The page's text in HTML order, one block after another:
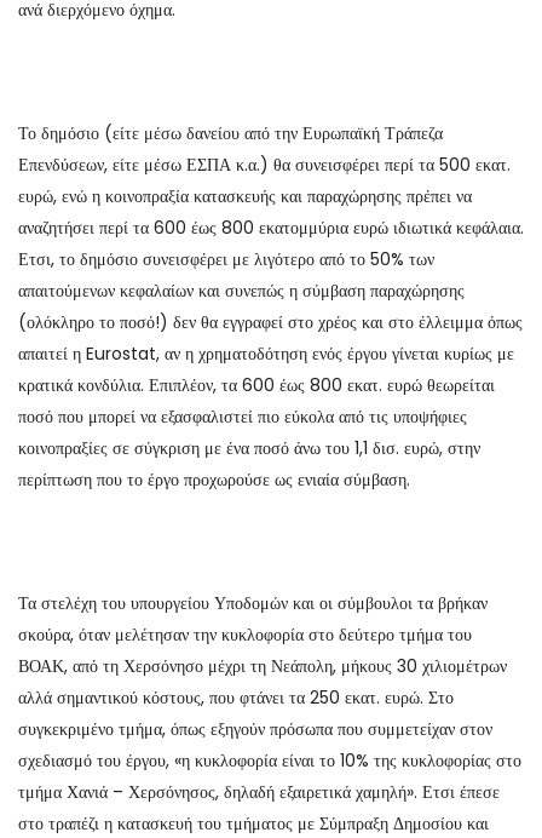
ανά διερχόμενο όχημα.
Το δημόσιο (είτε μέσω δανείου από την Ευρωπαϊκή Τράπεζα
Επενδύσεων, είτε μέσω ΕΣΠΑ κ.α.) θα συνεισφέρει περί τα 500 εκατ.
ευρώ, ενώ η κοινοπραξία κατασκευής και παραχώρησης πρέπει να
αναζητήσει περί τα 600 έως 800 εκατομμύρια ευρώ ιδιωτικά κεφάλαια.
Ετσι, το δημόσιο συνεισφέρει με λιγότερο από το 50% των
απαιτούμενων κεφαλαίων και συνεπώς η σύμβαση παραχώρησης
(ολόκληρο το ποσό!) δεν θα εγγραφεί στο χρέος και στο έλλειμμα όπως
απαιτεί η Eurostat, αν η χρηματοδότηση ενός έργου γίνεται κυρίως με
κρατικά κονδύλια. Επιπλέον, τα 600 έως 800 εκατ. ευρώ θεωρείται
ποσό που μπορεί να εξασφαλιστεί πιο εύκολα από τις υποψήφιες
κοινοπραξίες σε σύγκριση με ένα ποσό άνω του 1,1 δισ. ευρώ, στην
περίπτωση που το έργο προχωρούσε ως ενιαία σύμβαση.
Τα στελέχη του υπουργείου Υποδομών και οι σύμβουλοι τα βρήκαν
σκούρα, όταν μελέτησαν την κυκλοφορία στο δεύτερο τμήμα του
ΒΟΑΚ, από τη Χερσόνησο μέχρι τη Νεάπολη, μήκους 30 χιλιομέτρων
αλλά σημαντικού κόστους, που φτάνει τα 250 εκατ. ευρώ. Στο
συγκεκριμένο τμήμα, όπως εξηγούν πρόσωπα που συμμετείχαν στον
σχεδιασμό του έργου, «η κυκλοφορία είναι το 10% της κυκλοφορίας στο
τμήμα Χανιά – Χερσόνησος, δηλαδή εξαιρετικά χαμηλή». Ετσι έπεσε
στο τραπέζι η κατασκευή του τμήματος με Σύμπραξη Δημοσίου και